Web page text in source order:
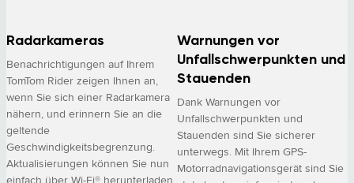
Radarkameras
Benachrichtigungen auf Ihrem
TomTom Rider zeigen Ihnen an,
wenn Sie sich einer Radarkamera
nähern, und erinnern Sie an die
geltende
Geschwindigkeitsbegrenzung.
Aktualisierungen können Sie nun
Warnungen vor
Unfallschwerpunkten und
Stauenden
Dank Warnungen vor
Unfallschwerpunkten und
Stauenden sind Sie sicherer
unterwegs. Mit Ihrem GPS-
Motorradnavigationsgerät sind Sie